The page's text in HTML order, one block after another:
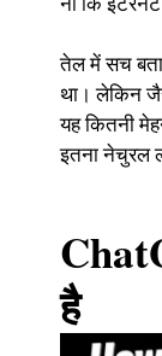
तेल में सच
था। लेकिन
यह कितनी
इतना नेचुरल
है